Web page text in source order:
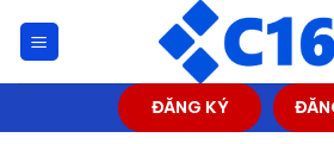
ĐĂNG KÝ